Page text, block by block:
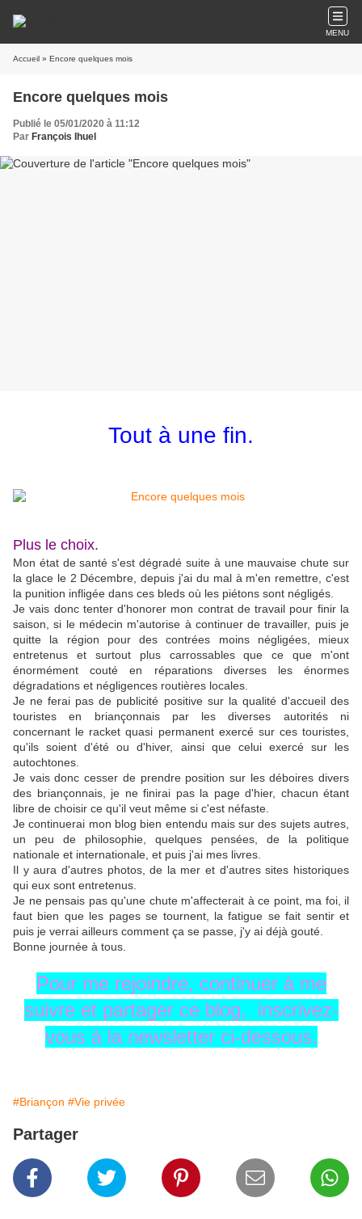
MENU
Accueil » Encore quelques mois
Encore quelques mois
Publié le 05/01/2020 à 11:12
Par François Ihuel
Tout à une fin.
Plus le choix.
Mon état de santé s'est dégradé suite à une mauvaise chute sur
la glace le 2 Décembre, depuis j'ai du mal à m'en remettre, c'est
la punition infligée dans ces bleds où les piétons sont négligés.
Je vais donc tenter d'honorer mon contrat de travail pour finir la
saison, si le médecin m'autorise à continuer de travailler, puis je
quitte la région pour des contrées moins négligées, mieux
entretenus et surtout plus carrossables que ce que m'ont
énormément couté en réparations diverses les énormes
dégradations et négligences routières locales.
Je ne ferai pas de publicité positive sur la qualité d'accueil des
touristes en briançonnais par les diverses autorités ni
concernant le racket quasi permanent exercé sur ces touristes,
qu'ils soient d'été ou d'hiver, ainsi que celui exercé sur les
autochtones.
Je vais donc cesser de prendre position sur les déboires divers
des briançonnais, je ne finirai pas la page d'hier, chacun étant
libre de choisir ce qu'il veut même si c'est néfaste.
Je continuerai mon blog bien entendu mais sur des sujets autres,
un peu de philosophie, quelques pensées, de la politique
nationale et internationale, et puis j'ai mes livres.
Il y aura d'autres photos, de la mer et d'autres sites historiques
qui eux sont entretenus.
Je ne pensais pas qu'une chute m'affecterait à ce point, ma foi, il
faut bien que les pages se tournent, la fatigue se fait sentir et
puis je verrai ailleurs comment ça se passe, j'y ai déjà gouté.
Bonne journée à tous.
Pour me rejoindre, continuer à me
suivre et partager ce blog, inscrivez-
vous à la newsletter ci-dessous.
#Briançon #Vie privée
Partager